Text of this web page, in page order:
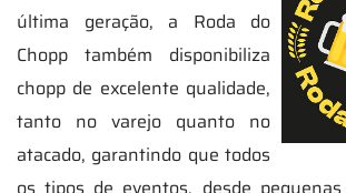
última geração, a Roda do
Chopp também disponibiliza
chopp de excelente qualidade,
tanto no varejo quanto no
atacado, garantindo que todos